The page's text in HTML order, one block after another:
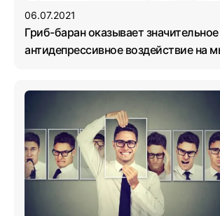
06.07.2021
Гриб-баран оказывает значительное
антидепрессивное воздействие на